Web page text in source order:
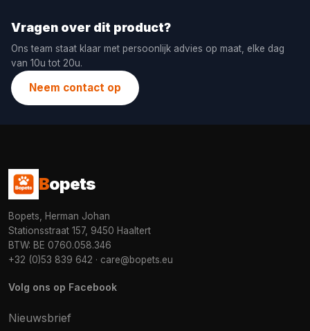
Vragen over dit product?
Ons team staat klaar met persoonlijk advies op maat, elke dag
van 10u tot 20u.
Neem contact op
Bopets
Bopets, Herman Johan
Stationsstraat 157, 9450 Haaltert
BTW: BE 0760.058.346
+32 (0)53 839 642 · care@bopets.eu
Volg ons op Facebook
Nieuwsbrief